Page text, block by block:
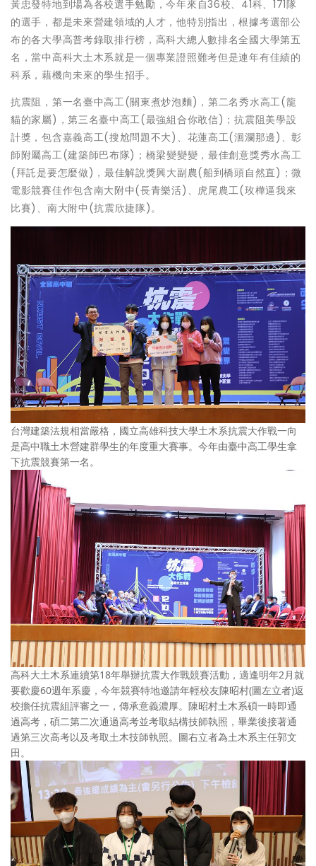
黃忠發特地到場為各校選手勉勵，今年來自36校、41科、171隊
的選手，都是未來營建領域的人才，他特別指出，根據考選部公
布的各大學高普考錄取排行榜，高科大總人數排名全國大學第五
名，當中高科大土木系就是一個專業證照難考但是連年有佳績的
科系，藉機向未來的學生招手。
抗震阻，第一名臺中高工(關東煮炒泡麵)，第二名秀水高工(龍
貓的家屬)，第三名臺中高工(最強組合你敢信)；抗震阻美學設
計獎，包含嘉義高工(搜尬問題不大)、花蓮高工(洄瀾那邊)、彰
師附屬高工(建築師巴布隊)；橋梁變變變，最佳創意獎秀水高工
(拜託是要怎麼做)，最佳解說獎興大副農(船到橋頭自然直)；微
電影競賽佳作包含南大附中(長青樂活)、虎尾農工(玫樺逼我來
比賽)、南大附中(抗震欣捷隊)。
台灣建築法規相當嚴格，國立高雄科技大學土木系抗震大作戰一向
是高中職土木營建群學生的年度重大賽事。今年由臺中高工學生拿
下抗震競賽第一名。
高科大土木系連續第18年舉辦抗震大作戰競賽活動，適逢明年2月就
要歡慶60週年系慶，今年競賽特地邀請年輕校友陳昭村(圖左立者)返
校擔任抗震組評審之一，傳承意義濃厚。陳昭村土木系碩一時即通
過高考，碩二第二次通過高考並考取結構技師執照，畢業後接著通
過第三次高考以及考取土木技師執照。圖右立者為土木系主任郭文
田。